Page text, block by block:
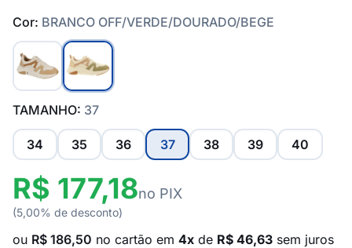
Cor: BRANCO OFF/VERDE/DOURADO/BEGE
TAMANHO: 37
34 35 36 37 38 39 40
R$ 177,18no PIX
(5,00% de desconto)
ou R$ 186,50 no cartão em 4x de R$ 46,63 sem juros